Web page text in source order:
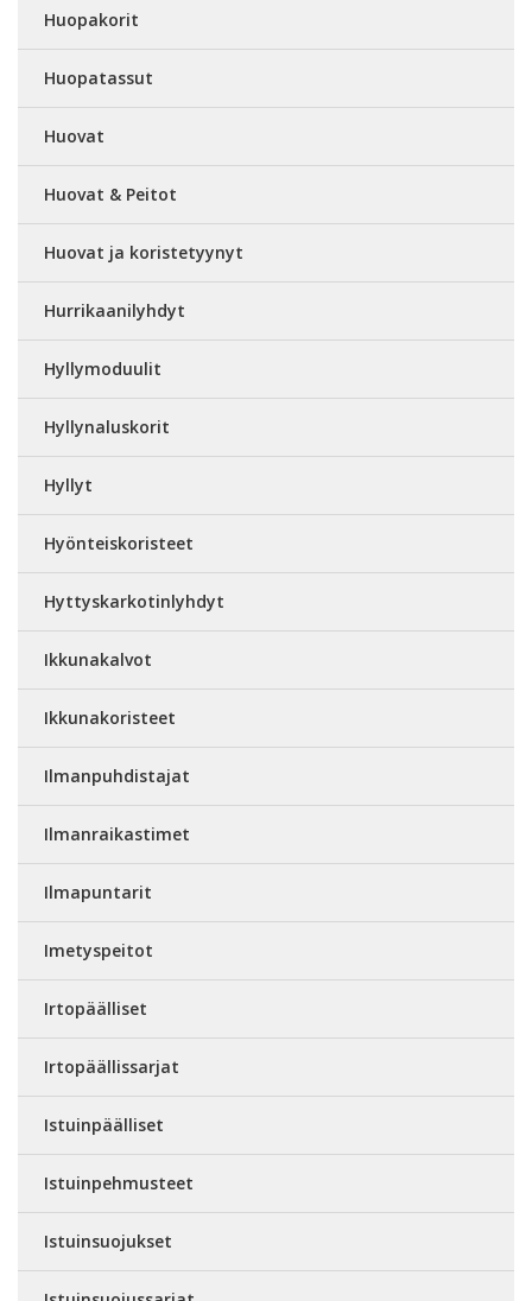
Huopakorit
Huopatassut
Huovat
Huovat & Peitot
Huovat ja koristetyynyt
Hurrikaanilyhdyt
Hyllymoduulit
Hyllynaluskorit
Hyllyt
Hyönteiskoristeet
Hyttyskarkotinlyhdyt
Ikkunakalvot
Ikkunakoristeet
Ilmanpuhdistajat
Ilmanraikastimet
Ilmapuntarit
Imetyspeitot
Irtopäälliset
Irtopäällissarjat
Istuinpäälliset
Istuinpehmusteet
Istuinsuojukset